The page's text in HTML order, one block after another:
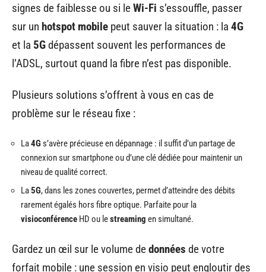
signes de faiblesse ou si leWi-Fi s’essouffle, passer
sur un hotspot mobile peut sauver la situation : la 4G
et la 5Gdépassent souvent les performances de
l’ADSL, surtout quand la fibre n’est pas disponible.
Plusieurs solutions s’offrent à vous en cas de
problème sur le réseau fixe :
La4Gs’avère précieuse en dépannage : il suffit d’un partage de
connexion sur smartphone ou d’une clé dédiée pour maintenir un
niveau de qualité correct.
La5G, dans les zones couvertes, permet d’atteindre des débits
rarement égalés hors fibre optique. Parfaite pour la
visioconférence HD ou lestreaming en simultané.
Gardez un œil sur le volume dedonnées de votre
forfait mobile : une session en visio peut engloutir des